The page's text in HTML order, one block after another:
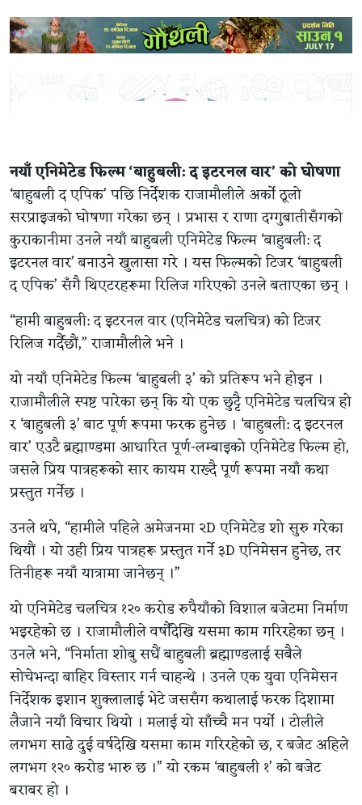
नयाँ एनिमेटेड फिल्म ‘बाहुबली: द इटरनल वार’ को घोषणा
‘बाहुबली द एपिक’ पछि निर्देशक राजामौलीले अर्को ठूलो
सरप्राइजको घोषणा गरेका छन् । प्रभास र राणा दग्गुबातीसँगको
कुराकानीमा उनले नयाँ बाहुबली एनिमेटेड फिल्म ‘बाहुबली: द
इटरनल वार’ बनाउने खुलासा गरे । यस फिल्मको टिजर ‘बाहुबली
द एपिक’ सँगै थिएटरहरूमा रिलिज गरिएको उनले बताएका छन् ।
“हामी बाहुबली: द इटरनल वार (एनिमेटेड चलचित्र) को टिजर
रिलिज गर्दैछौं,” राजामौलीले भने ।
यो नयाँ एनिमेटेड फिल्म ‘बाहुबली ३’ को प्रतिरूप भने होइन ।
राजामौलीले स्पष्ट पारेका छन् कि यो एक छुट्टै एनिमेटेड चलचित्र हो
र ‘बाहुबली ३’ बाट पूर्ण रूपमा फरक हुनेछ । ‘बाहुबली: द इटरनल
वार’ एउटै ब्रह्माण्डमा आधारित पूर्ण-लम्बाइको एनिमेटेड फिल्म हो,
जसले प्रिय पात्रहरूको सार कायम राख्दै पूर्ण रूपमा नयाँ कथा
प्रस्तुत गर्नेछ ।
उनले थपे, “हामीले पहिले अमेजनमा २D एनिमेटेड शो सुरु गरेका
थियौं । यो उही प्रिय पात्रहरू प्रस्तुत गर्ने ३D एनिमेसन हुनेछ, तर
तिनीहरू नयाँ यात्रामा जानेछन् ।”
यो एनिमेटेड चलचित्र १२० करोड रुपैयाँको विशाल बजेटमा निर्माण
भइरहेको छ । राजामौलीले वर्षौंदेखि यसमा काम गरिरहेका छन् ।
उनले भने, “निर्माता शोबु सधैं बाहुबली ब्रह्माण्डलाई सबैले
सोचेभन्दा बाहिर विस्तार गर्न चाहन्थे । उनले एक युवा एनिमेसन
निर्देशक इशान शुक्लालाई भेटे जससँग कथालाई फरक दिशामा
लैजाने नयाँ विचार थियो । मलाई यो साँच्चै मन पर्यो । टोलीले
लगभग साढे दुई वर्षदेखि यसमा काम गरिरहेको छ, र बजेट अहिले
लगभग १२० करोड भारु छ ।” यो रकम ‘बाहुबली १’ को बजेट
बराबर हो ।